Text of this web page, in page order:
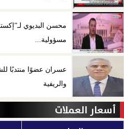
محسن البديوي
مسؤولية...
عسران عضوًا منتدبًا
والريفية
أسعار العملات